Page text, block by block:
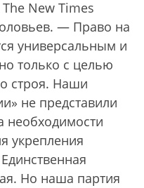
New Times
— Право на
универсальным и
только с целью
строя. Наши
не представили
необходимости
укрепления
Но наша партия